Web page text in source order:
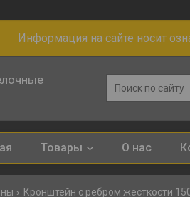
Информация на сайте носит
Товары О нас
Кронштейн с ребром жесткости